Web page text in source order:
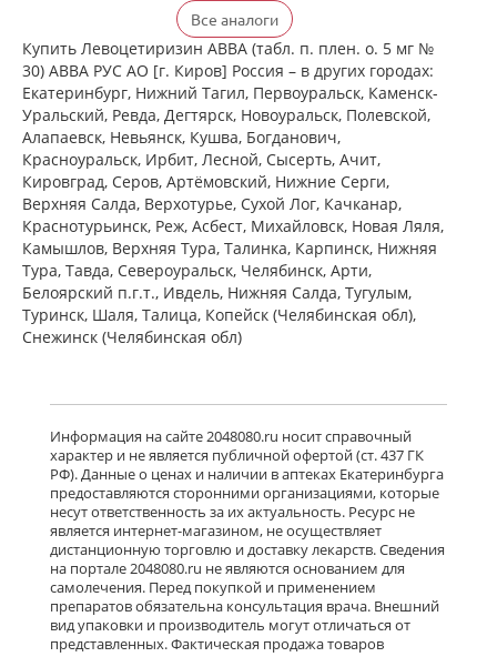
Ксизал (таблетки покрытые
пленочной оболочкой 5 мг N14) ЮСБ
Фаршим С.А. - Швейцария
Нет в аптеках города
Ксизал (таблетки покрытые
пленочной оболочкой 5 мг N7) ЮСБ
Фаршим С.А. - Швейцария
Нет в аптеках города
Ксизал (капли для приема внутрь 5
мг/мл 10 мл, флакон-капельница)
ЮСБ Фаршим С.А., Эйсика
Фармасьютикалз С.р.Л. - Италия
Гленцет (таблетки покрытые
пленочной оболочкой 5 мг N10)
Гленмарк Дженерикс Лимитед -
Индия
Нет в аптеках города
Гленцет (таблетки покрытые
пленочной оболочкой 5 мг N14)
Гленмарк Дженерикс Лимитед -
Индия
Нет в аптеках города
Все аналоги
Купить Левоцетиризин АВВА (табл. п. плен. о. 5 мг №
30) АВВА РУС АО [г. Киров] Россия – в других городах:
Екатеринбург, Нижний Тагил, Первоуральск, Каменск-
Уральский, Ревда, Дегтярск, Новоуральск, Полевской,
Алапаевск, Невьянск, Кушва, Богданович,
Красноуральск, Ирбит, Лесной, Сысерть, Ачит,
Кировград, Серов, Артёмовский, Нижние Cерги,
Верхняя Салда, Верхотурье, Сухой Лог, Качканар,
Краснотурьинск, Реж, Асбест, Михайловск, Новая Ляля,
Камышлов, Верхняя Тура, Талинка, Карпинск, Нижняя
Тура, Тавда, Североуральск, Челябинск, Арти,
Белоярский п.г.т., Ивдель, Нижняя Салда, Тугулым,
Туринск, Шаля, Талица, Копейск (Челябинская обл),
Снежинск (Челябинская обл)
Информация на сайте 2048080.ru носит справочный
характер и не является публичной офертой (ст. 437 ГК
РФ). Данные о ценах и наличии в аптеках Екатеринбурга
предоставляются сторонними организациями, которые
несут ответственность за их актуальность. Ресурс не
является интернет-магазином, не осуществляет
дистанционную торговлю и доставку лекарств. Сведения
на портале 2048080.ru не являются основанием для
самолечения. Перед покупкой и применением
препаратов обязательна консультация врача. Внешний
вид упаковки и производитель могут отличаться от
представленных. Фактическая продажа товаров